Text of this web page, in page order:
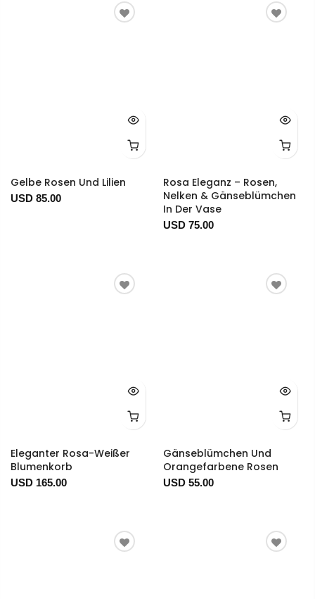
Gelbe Rosen Und Lilien
USD 85.00
Rosa Eleganz – Rosen,
Nelken & Gänseblümchen
In Der Vase
USD 75.00
Eleganter Rosa-Weißer
Blumenkorb
USD 165.00
Gänseblümchen Und
Orangefarbene Rosen
USD 55.00